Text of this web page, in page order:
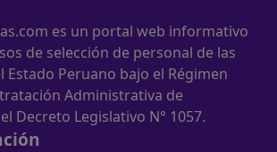
es un portal web informativo
de selección de personal de las
Estado Peruano bajo el Régimen
Administrativa de
Decreto Legislativo N° 1057.